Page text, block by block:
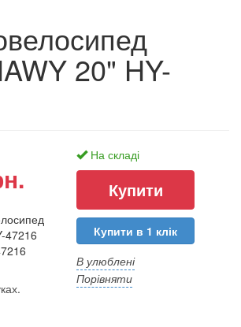
20" HY-
47216
На складі
Купити в 1 клік
В улюблені
Порівняти